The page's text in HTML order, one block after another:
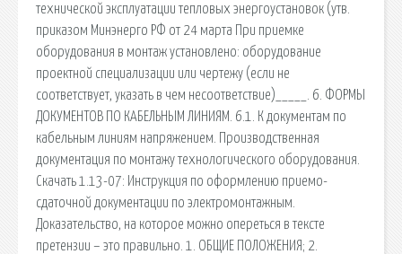
технической эксплуатации тепловых энергоустановок (утв.
приказом Минэнерго РФ от 24 марта При приемке
оборудования в монтаж установлено: оборудование
проектной специализации или чертежу (если не
соответствует, указать в чем несоответствие)_____. 6. ФОРМЫ
ДОКУМЕНТОВ ПО КАБЕЛЬНЫМ ЛИНИЯМ. 6.1. К документам по
кабельным линиям напряжением. Производственная
документация по монтажу технологического оборудования.
Скачать 1.13-07: Инструкция по оформлению приемо-
сдаточной документации по электромонтажным.
Доказательство, на которое можно опереться в тексте
претензии – это правильно. 1. ОБЩИЕ ПОЛОЖЕНИЯ; 2.